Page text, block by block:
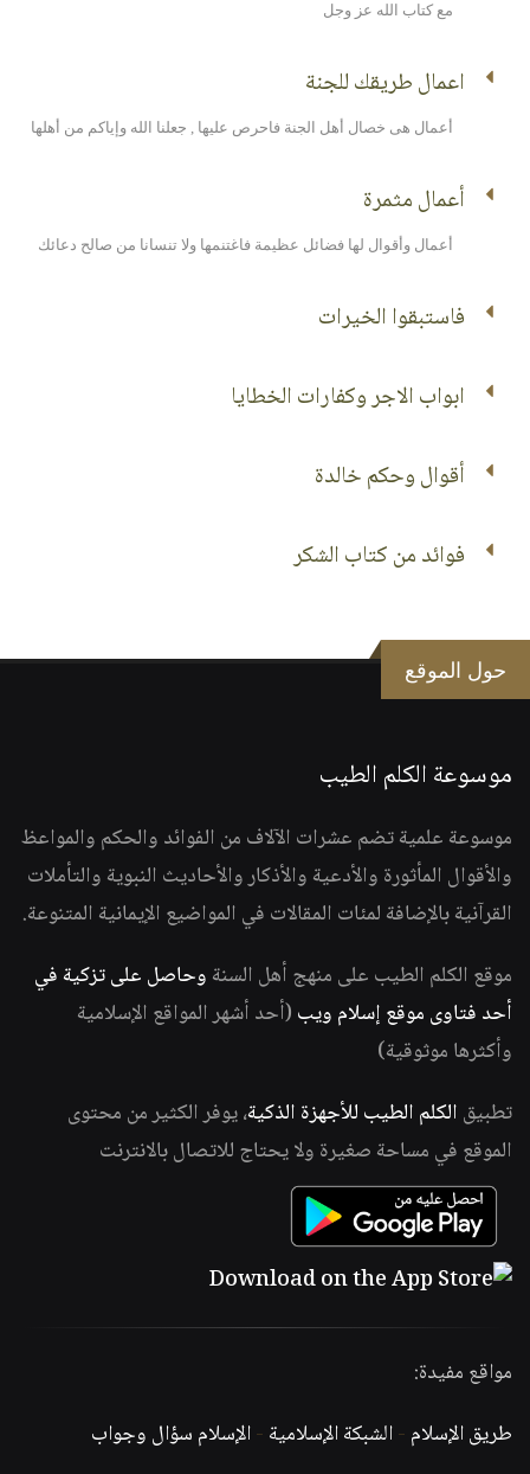
مع كتاب الله عز وجل
اعمال طريقك للجنة
أعمال هى خصال أهل الجنة فاحرص عليها , جعلنا الله وإياكم من أهلها
أعمال مثمرة
أعمال وأقوال لها فضائل عظيمة فاغتنمها ولا تنسانا من صالح دعائك
فاستبقوا الخيرات
ابواب الاجر وكفارات الخطايا
أقوال وحكم خالدة
فوائد من كتاب الشكر
حول الموقع
موسوعة الكلم الطيب
موسوعة علمية تضم عشرات الآلاف من الفوائد والحكم والمواعظ
والأقوال المأثورة والأدعية والأذكار والأحاديث النبوية والتأملات
القرآنية بالإضافة لمئات المقالات في المواضيع الإيمانية المتنوعة.
موقع الكلم الطيب على منهج أهل السنة وحاصل على تزكية في
أحد فتاوى موقع إسلام ويب (أحد أشهر المواقع الإسلامية
وأكثرها موثوقية)
تطبيق الكلم الطيب للأجهزة الذكية، يوفر الكثير من محتوى
الموقع في مساحة صغيرة ولا يحتاج للاتصال بالانترنت
مواقع مفيدة:
طريق الإسلام -الشبكة الإسلامية -الإسلام سؤال وجواب